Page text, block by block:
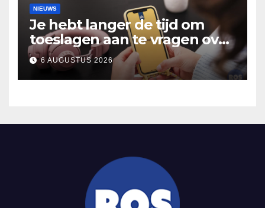
NIEUWS
Je hebt langer de tijd om
toeslagen aan te vragen over
2025
6 AUGUSTUS 2026